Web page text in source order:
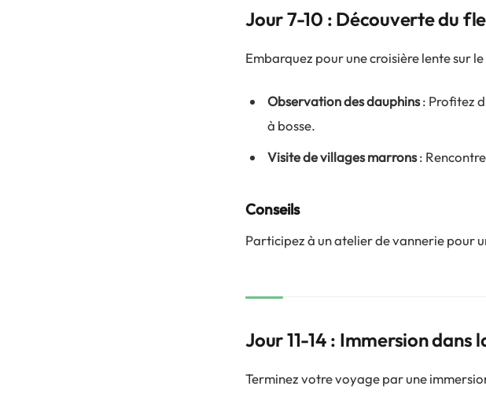
Jour 7-10 : Découverte du
Embarquez pour une croisière lente sur le
Observation des dauphins: Profitez
à bosse.
Visite de villages marrons:
Conseils
Participez à un atelier de vannerie pour
Jour 11-14 : Immersion dans
Terminez votre voyage par une